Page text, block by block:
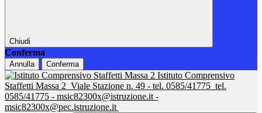
Chiudi
Conferma
Annulla Conferma
Istituto Comprensivo
Staffetti Massa 2 Viale Stazione n. 49 - tel. 0585/41775 tel.
0585/41775 - msic82300x@istruzione.it -
msic82300x@pec.istruzione.it